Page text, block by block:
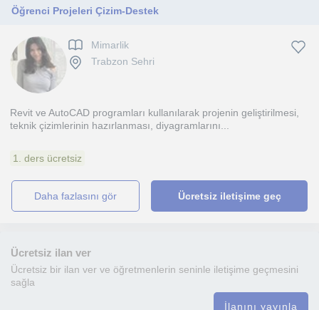
Öğrenci Projeleri Çizim-Destek
Mimarlik
Trabzon Sehri
Revit ve AutoCAD programları kullanılarak projenin geliştirilmesi,
teknik çizimlerinin hazırlanması, diyagramlarını...
1. ders ücretsiz
daha fazlasını gör Ücretsiz iletişime geç
Ücretsiz ilan ver
Ücretsiz bir ilan ver ve öğretmenlerin seninle iletişime geçmesini
sağla
İlanını yayınla